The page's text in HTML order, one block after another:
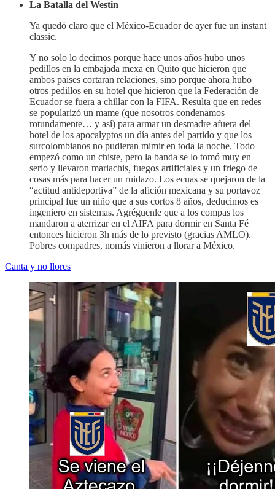
La Batalla del Westin
Ya quedó claro que el México-Ecuador de ayer fue un instant
classic.
Y no solo lo decimos porque hace unos años hubo unos
pedillos en la embajada mexa en Quito que hicieron que
ambos países cortaran relaciones, sino porque ahora hubo
otros pedillos en su hotel que hicieron que la Federación de
Ecuador se fuera a chillar con la FIFA. Resulta que en redes
se popularizó un mame (que nosotros condenamos
rotundamente… y así) para armar un desmadre afuera del
hotel de los apocalyptos un día antes del partido y que los
surcolombianos no pudieran mimir en toda la noche. Todo
empezó como un chiste, pero la banda se lo tomó muy en
serio y llevaron mariachis, fuegos artificiales y un friego de
cosas más para hacer un ruidazo. Los ecuas se quejaron de la
“actitud antideportiva” de la afición mexicana y su portavoz
principal fue un niño que a sus cortos 8 años, deducimos es
ingeniero en sistemas. Agréguenle que a los compas los
mandaron a aterrizar en el AIFA para dormir en Santa Fé
entonces hicieron 3h más de lo previsto (gracias AMLO).
Pobres compadres, nomás vinieron a llorar a México.
Canta y no llores